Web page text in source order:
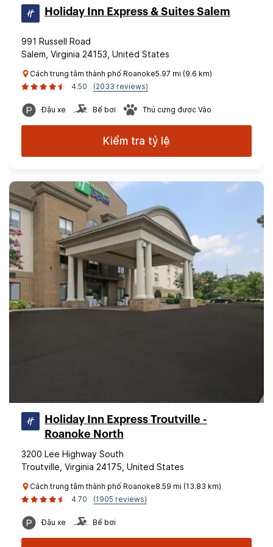
Holiday Inn Express & Suites Salem
991 Russell Road
Salem, Virginia 24153, United States
Cách trung tâm thành phố Roanoke5.97 mi (9.6 km)
4.50
(2033 reviews)
Đậu xe Bể bơi Thú cưng được Vào
Kiểm tra tỷ lệ
Holiday Inn Express Troutville -
Roanoke North
3200 Lee Highway South
Troutville, Virginia 24175, United States
Cách trung tâm thành phố Roanoke8.59 mi (13.83 km)
4.70
(1905 reviews)
Đậu xe Bể bơi